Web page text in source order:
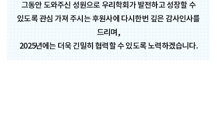
그동안 도와주신 성원으로 우리학회가 발전하고 성장할 수
있도록 관심 가져 주시는 후원사에 다시한번 깊은 감사인사를
드리며,
2025년에는 더욱 긴밀히 협력할 수 있도록 노력하겠습니다.